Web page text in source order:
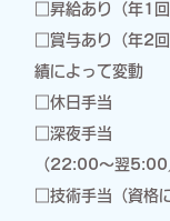
□昇給あり（年1
□賞与あり（年2
績によって変動
□休日手当
□深夜手当
（22:00～翌5:00
□技術手当（資格